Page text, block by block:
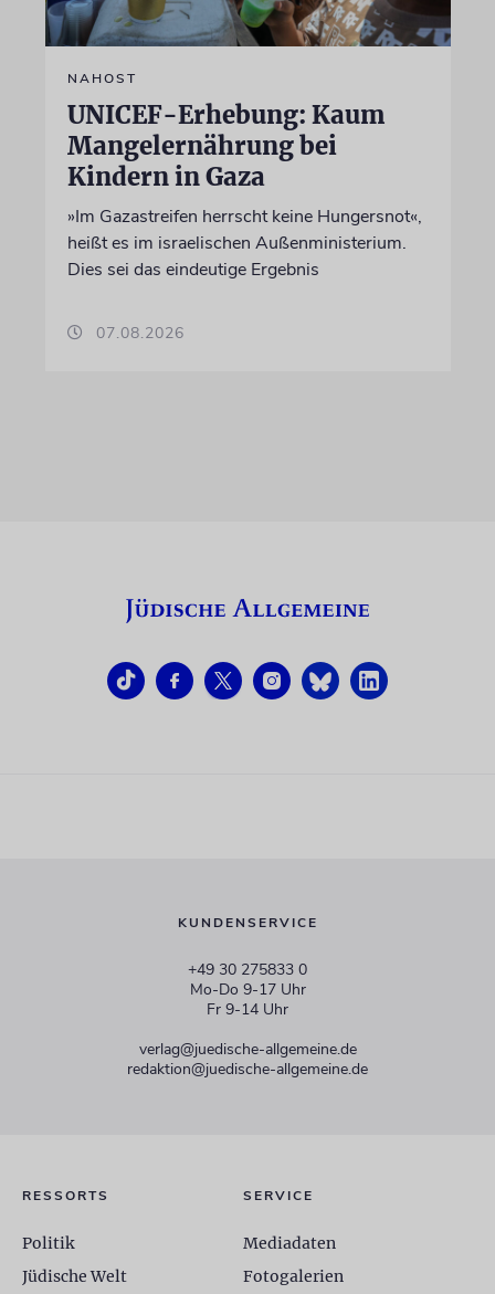
NAHOST
UNICEF-Erhebung: Kaum
Mangelernährung bei
Kindern in Gaza
»Im Gazastreifen herrscht keine Hungersnot«,
heißt es im israelischen Außenministerium.
Dies sei das eindeutige Ergebnis
07.08.2026
KUNDENSERVICE
+49 30 275833 0
Mo-Do 9-17 Uhr
Fr 9-14 Uhr
verlag@juedische-allgemeine.de
redaktion@juedische-allgemeine.de
RESSORTS
Politik
Jüdische Welt
SERVICE
Mediadaten
Fotogalerien